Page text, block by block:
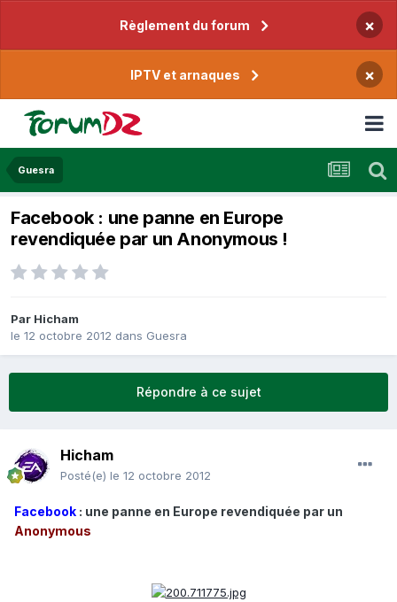
Règlement du forum ×
IPTV et arnaques ×
Guesra
Facebook : une panne en Europe
revendiquée par un Anonymous !
Par Hicham
le 12 octobre 2012 dans Guesra
Répondre à ce sujet
Hicham
Posté(e) le 12 octobre 2012
Facebook : une panne en Europe revendiquée par un
Anonymous